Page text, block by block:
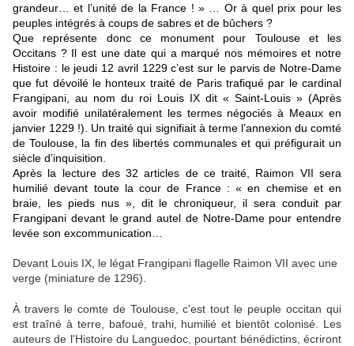
grandeur… et l’unité de la France ! » … Or à quel prix pour les
peuples intégrés à coups de sabres et de bûchers ?
Que représente donc ce monument pour Toulouse et les
Occitans ? Il est une date qui a marqué nos mémoires et notre
Histoire : le jeudi 12 avril 1229 c’est sur le parvis de Notre-Dame
que fut dévoilé le honteux traité de Paris trafiqué par le cardinal
Frangipani, au nom du roi Louis IX dit « Saint-Louis » (Après
avoir modifié unilatéralement les termes négociés à Meaux en
janvier 1229 !). Un traité qui signifiait à terme l’annexion du comté
de Toulouse, la fin des libertés communales et qui préfigurait un
siècle d’inquisition.
Après la lecture des 32 articles de ce traité, Raimon VII sera
humilié devant toute la cour de France : « en chemise et en
braie, les pieds nus », dit le chroniqueur, il sera conduit par
Frangipani devant le grand autel de Notre-Dame pour entendre
levée son excommunication…
Devant Louis IX, le légat Frangipani flagelle Raimon VII avec une
verge (miniature de 1296).
À travers le comte de Toulouse, c'est tout le peuple occitan qui
est traîné à terre, bafoué, trahi, humilié et bientôt colonisé. Les
auteurs de l'Histoire du Languedoc, pourtant bénédictins, écriront